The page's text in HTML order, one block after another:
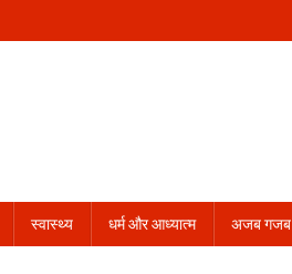
स्वास्थ्य धर्म और आध्यात्म अजब गजब